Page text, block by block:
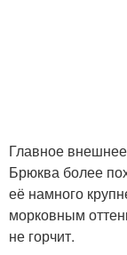
Главное
Брюква более
её намного
морковным
не горчит.